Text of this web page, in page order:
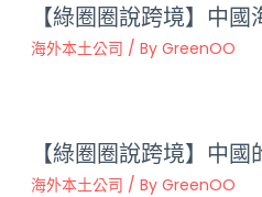
【綠圈圈說跨境】中
海外本土公司 / By GreenOO
【綠圈圈說跨境】中國
海外本土公司 / By GreenOO